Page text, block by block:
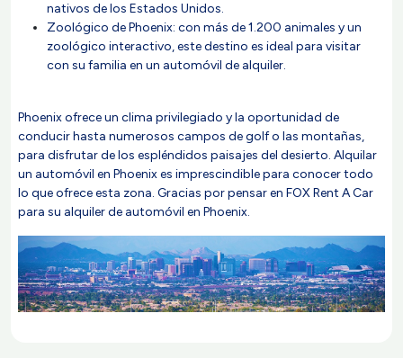
nativos de los Estados Unidos.
Zoológico de Phoenix: con más de 1.200 animales y un
zoológico interactivo, este destino es ideal para visitar
con su familia en un automóvil de alquiler.
Phoenix ofrece un clima privilegiado y la oportunidad de
conducir hasta numerosos campos de golf o las montañas,
para disfrutar de los espléndidos paisajes del desierto. Alquilar
un automóvil en Phoenix es imprescindible para conocer todo
lo que ofrece esta zona. Gracias por pensar en FOX Rent A Car
para su alquiler de automóvil en Phoenix.